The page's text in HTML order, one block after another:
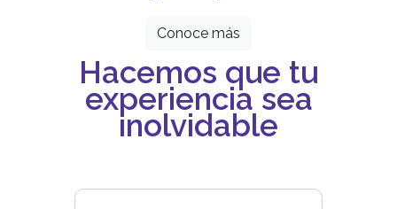
Conoce más
Hacemos que tu
experiencia sea
inolvidable